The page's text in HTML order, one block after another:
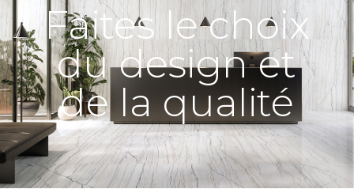
Faites le choix
du design et
de la qualité